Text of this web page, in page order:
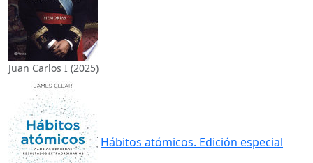
Juan Carlos I (2025)
Hábitos atómicos. Edición especial